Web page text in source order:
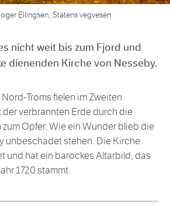
Ellingsen, Statens vegvesen
nicht weit bis zum Fjord und
dienenden Kirche von Nesseby.
Troms fielen im Zweiten
der verbrannten Erde durch die
Opfer. Wie ein Wunder blieb die
unbeschadet stehen. Die Kirche
und hat ein barockes Altarbild, das
1720 stammt.